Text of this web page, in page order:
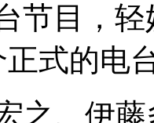
节目，
式的电
、伊藤